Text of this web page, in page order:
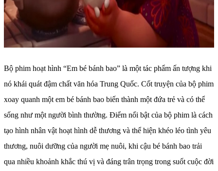
Bộ phim hoạt hình “Em bé bánh bao” là một tác phẩm ấn tượng khi
nó khái quát đậm chất văn hóa Trung Quốc. Cốt truyện của bộ phim
xoay quanh một em bé bánh bao biến thành một đứa trẻ và có thể
sống như một người bình thường. Điểm nổi bật của bộ phim là cách
tạo hình nhân vật hoạt hình dễ thương và thể hiện khéo léo tình yêu
thương, nuôi dưỡng của người mẹ nuôi, khi cậu bé bánh bao trải
qua nhiều khoảnh khắc thú vị và đáng trân trọng trong suốt cuộc đời